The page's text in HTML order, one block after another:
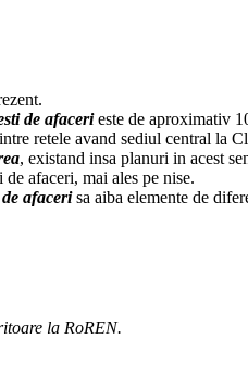
de afacerieste de aproximativ
retele avand sediul central la
, existand insa planuri in acest
de afaceri, mai ales pe nise.
afacerisa aiba elemente de
la RoREN.